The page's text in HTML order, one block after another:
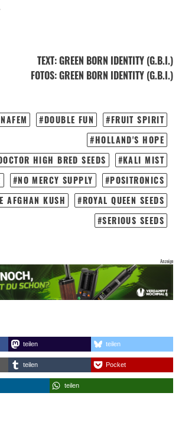
TEXT:GREEN BORN IDENTITY (G.B.I.)
FOTOS: GREEN BORN IDENTITY (G.B.I.)
DOUBLE FUN
FRUIT SPIRIT
HOLLAND'S HOPE
HIGH BRED SEEDS
KALI MIST
NO MERCY SUPPLY
POSITRONICS
AFGHAN KUSH
ROYAL QUEEN SEEDS
SERIOUS SEEDS
teilen teilen
teilen Pocket
teilen